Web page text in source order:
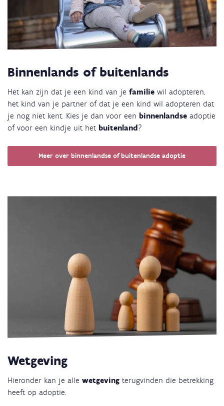
Binnenlands of buitenlands
Het kan zijn dat je een kind van je familie wil adopteren,
het kind van je partner of dat je een kind wil adopteren dat
je nog niet kent. Kies je dan voor een binnenlandse adoptie
of voor een kindje uit het buitenland?
Meer over binnenlandse of buitenlandse adoptie
Wetgeving
Hieronder kan je alle wetgeving terugvinden die betrekking
heeft op adoptie.